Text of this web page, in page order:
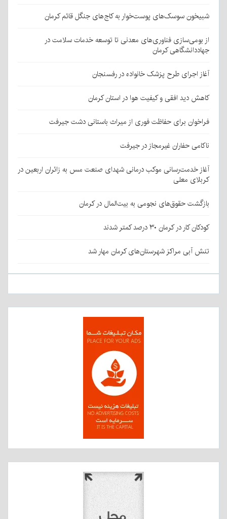
شبیخون سوسک‌های پوست‌خوار به کاج‌های جنگل قائم کرمان
از بومی‌سازی فناوری‌های معدنی تا توسعه خدمات سلامت در
جهاددانشگاهی کرمان
آغاز اجرای طرح پزشک خانواده در رفسنجان
کاهش دید افقی و کیفیت هوا در استان کرمان
فراخوان برای حفاظت فوری از میراث باستانی دشت جیرفت
ناکامی حفاران غیرمجاز در جیرفت
آغاز خدمت‌رسانی موکب درمانی شهدای صنعت مس به زائران اربعین در
کربلای معلی
بازگشت حقوق‌های نجومی به بیت‌المال در کرمان
کودکان کار در کرمان ۳۰ درصد کمتر شدند
تنش آبی مراکز شهرستان‌های کرمان مهار شد